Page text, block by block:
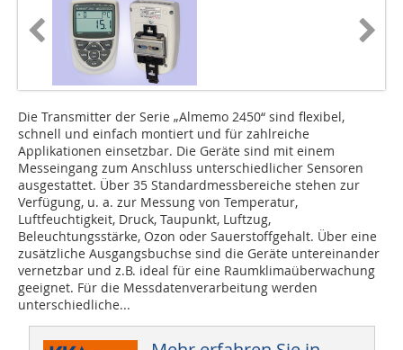
Die Transmitter der Serie „Almemo 2450“ sind flexibel,
schnell und einfach montiert und für zahlreiche
Applikationen einsetzbar. Die Geräte sind mit einem
Messeingang zum Anschluss unterschiedlicher Sensoren
ausgestattet. Über 35 Standardmessbereiche stehen zur
Verfügung, u. a. zur Messung von Temperatur,
Luftfeuchtigkeit, Druck, Taupunkt, Luftzug,
Beleuchtungsstärke, Ozon oder Sauerstoffgehalt. Über eine
zusätzliche Ausgangsbuchse sind die Geräte untereinander
vernetzbar und z.B. ideal für eine Raumklimaüberwachung
geeignet. Für die Messdatenverarbeitung werden
unterschiedliche...